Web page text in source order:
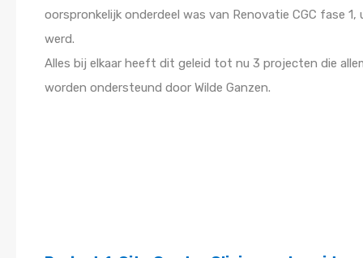
oorspronkelijk onderdeel was van Renovatie CGC fase 1,
werd.
Alles bij elkaar heeft dit geleid tot nu 3 projecten die
worden ondersteund door Wilde Ganzen.